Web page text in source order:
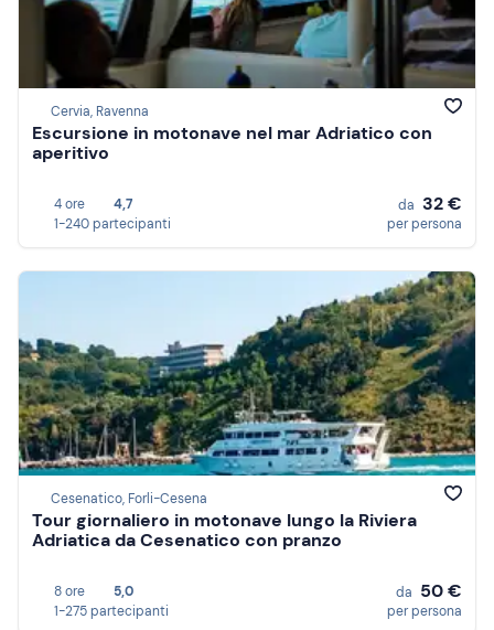
Cervia, Ravenna
Escursione in motonave nel mar Adriatico con
aperitivo
4 ore
4,7
1-240 partecipanti
da 32 €
per persona
Cesenatico, Forli-Cesena
Tour giornaliero in motonave lungo la Riviera
Adriatica da Cesenatico con pranzo
8 ore
5,0
1-275 partecipanti
da 50 €
per persona